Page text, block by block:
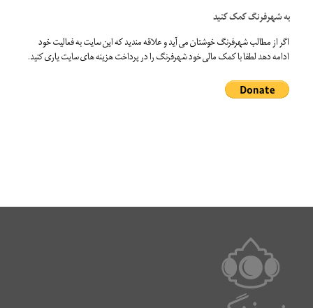
به شهرفرنگ کمک کنید
اگر از مطالب شهرفرنگ خوشتان می آید و علاقه مندید که این سایت به فعالیت خود
ادامه دهد لطفا با کمک مالی خود شهرفرنگ را در پرداخت هزینه های سایت یاری کنید.